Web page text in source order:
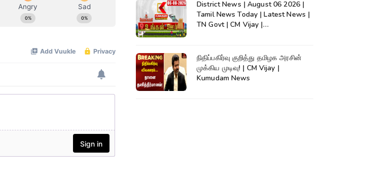
District News | August 06 2026 |
Tamil News Today | Latest News |
TN Govt | CM Vijay |
நிதிப்பகிர்வு குறித்து தமிழக அரசின்
முக்கிய முடிவு! | CM Vijay |
Kumudam News